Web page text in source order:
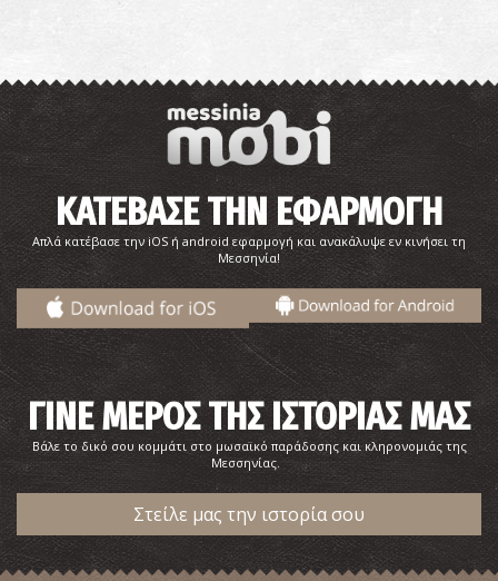
ΚΑΤΕΒΑΣΕ ΤΗΝ ΕΦΑΡΜΟΓΗ
Απλά κατέβασε την iOS ή android εφαρμογή και ανακάλυψε εν κινήσει τη
Μεσσηνία!
ΓΙΝΕ ΜΕΡΟΣ ΤΗΣ ΙΣΤΟΡΙΑΣ ΜΑΣ
Βάλε το δικό σου κομμάτι στο μωσαϊκό παράδοσης και κληρονομιάς της
Μεσσηνίας.
Στείλε μας την ιστορία σου